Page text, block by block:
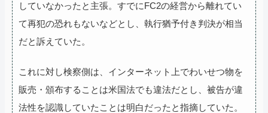
していなかったと主張。すでにFC2の経営から離れてい
て再犯の恐れもないなどとし、執行猶予付き判決が相当
だと訴えていた。
これに対し検察側は、インターネット上でわいせつ物を
販売・頒布することは米国法でも違法だとし、被告が違
法性を認識していたことは明白だったと指摘していた。